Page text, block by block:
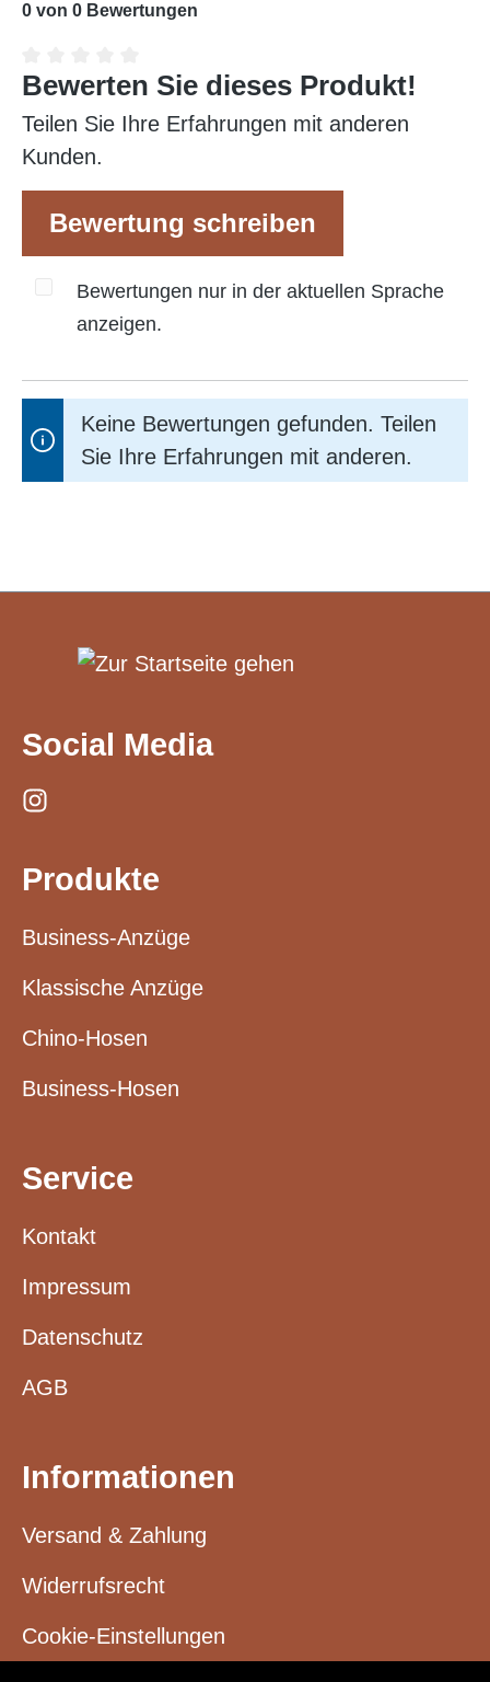
0 von 0 Bewertungen
Durchschnittliche Bewertung von 0 von 5
Bewerten Sie dieses Produkt!
Teilen Sie Ihre Erfahrungen mit anderen
Kunden.
Bewertung schreiben
Bewertungen nur in der aktuellen Sprache
anzeigen.
Keine Bewertungen gefunden. Teilen
Sie Ihre Erfahrungen mit anderen.
Social Media
Produkte
Business-Anzüge
Klassische Anzüge
Chino-Hosen
Business-Hosen
Service
Kontakt
Impressum
Datenschutz
AGB
Informationen
Versand & Zahlung
Widerrufsrecht
Cookie-Einstellungen